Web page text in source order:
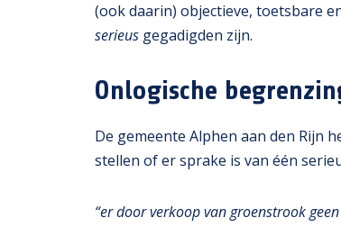
(ook daarin) objectieve, toetsbare
serieus gegadigden zijn.
Onlogische
De gemeente Alphen aan den Rijn
stellen of er sprake is van één
“er door verkoop van groenstrook